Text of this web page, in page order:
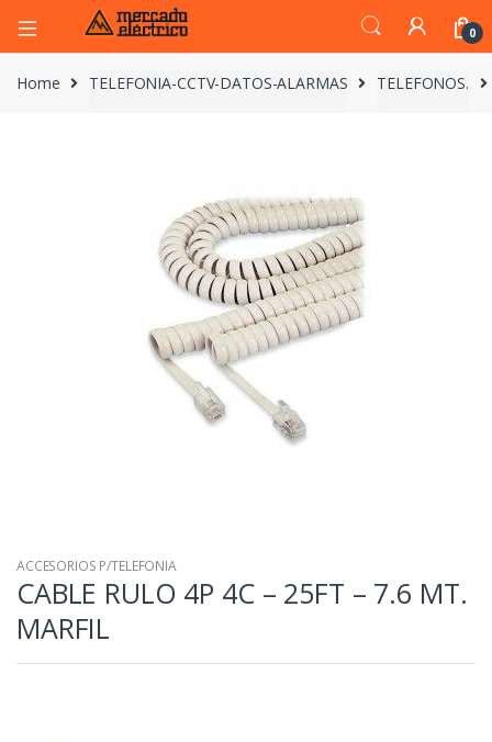
0
Home TELEFONIA-CCTV-DATOS-ALARMAS TELEFONOS.
ACCESORIOS P/TELEFONIA
CABLE RULO 4P 4C – 25FT – 7.6 MT.
MARFIL